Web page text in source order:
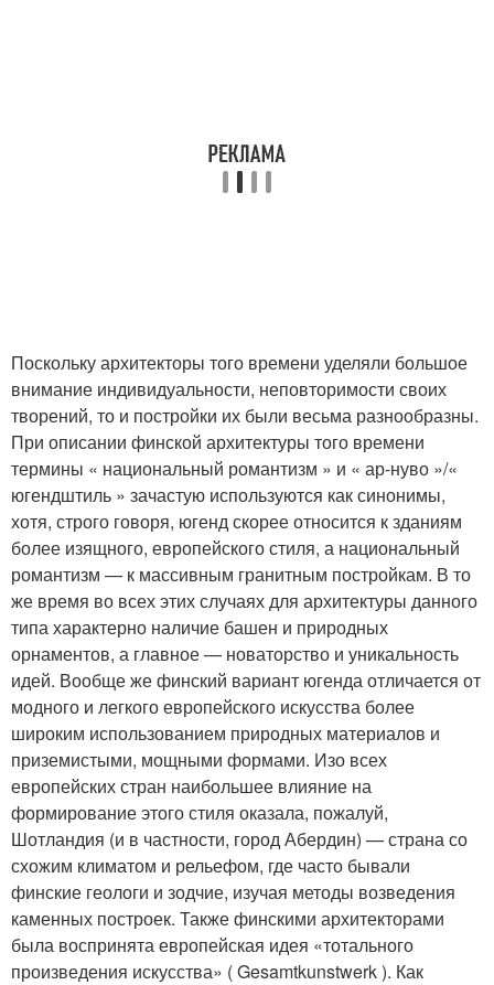
Поскольку архитекторы того времени уделяли большое
внимание индивидуальности, неповторимости своих
творений, то и постройки их были весьма разнообразны.
При описании финской архитектуры того времени
термины « национальный романтизм » и « ар-нуво »/«
югендштиль » зачастую используются как синонимы,
хотя, строго говоря, югенд скорее относится к зданиям
более изящного, европейского стиля, а национальный
романтизм — к массивным гранитным постройкам. В то
же время во всех этих случаях для архитектуры данного
типа характерно наличие башен и природных
орнаментов, а главное — новаторство и уникальность
идей. Вообще же финский вариант югенда отличается от
модного и легкого европейского искусства более
широким использованием природных материалов и
приземистыми, мощными формами. Изо всех
европейских стран наибольшее влияние на
формирование этого стиля оказала, пожалуй,
Шотландия (и в частности, город Абердин) — страна со
схожим климатом и рельефом, где часто бывали
финские геологи и зодчие, изучая методы возведения
каменных построек. Также финскими архитекторами
была воспринята европейская идея «тотального
произведения искусства» ( Gesamtkunstwerk ). Как